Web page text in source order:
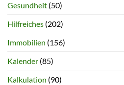
Gesundheit (50)
Hilfreiches (202)
Immobilien (156)
Kalender (85)
Kalkulation (90)